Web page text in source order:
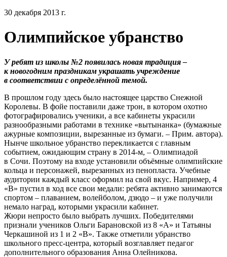
30 декабря 2013 г.
Олимпийское убранство
У ребят из школы №2 появилась новая традиция –
к новогодним праздникам украшать учреждение
в соответствии с определённой темой.
В прошлом году здесь было настоящее царство Снежной
Королевы. В фойе поставили даже трон, в котором охотно
фотографировались ученики, а все кабинеты украсили
разнообразными работами в технике «вытынанка» (бумажные
ажурные композиции, вырезанные из бумаги. – Прим. автора).
Нынче школьное убранство перекликается с главным
событием, ожидающим страну в 2014-м, – Олимпиадой
в Сочи. Поэтому на входе установили объёмные олимпийские
кольца и персонажей, вырезанных из пенопласта. Учебные
аудитории каждый класс оформил на свой вкус. Например, 4
«В» пустил в ход все свои медали: ребята активно занимаются
спортом – плаванием, волейболом, дзюдо – и уже получили
немало наград, которыми украсили кабинет.
Жюри непросто было выбрать лучших. Победителями
признали учеников Ольги Барановской из 8 «А» и Татьяны
Черкашиной из 1 и 2 «В». Также отметили убранство
школьного пресс-центра, который возглавляет педагог
дополнительного образования Анна Олейникова.